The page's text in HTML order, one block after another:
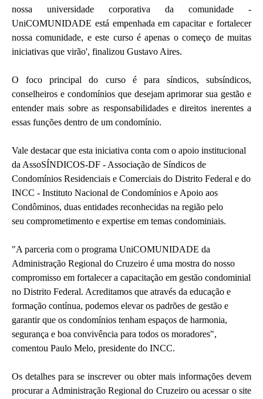
nossa universidade corporativa da comunidade -
UniCOMUNIDADE está empenhada em capacitar e fortalecer
nossa comunidade, e este curso é apenas o começo de muitas
iniciativas que virão', finalizou Gustavo Aires.
O foco principal do curso é para síndicos, subsíndicos,
conselheiros e condomínios que desejam aprimorar sua gestão e
entender mais sobre as responsabilidades e direitos inerentes a
essas funções dentro de um condomínio.
Vale destacar que esta iniciativa conta com o apoio institucional
da AssoSÍNDICOS-DF - Associação de Síndicos de
Condomínios Residenciais e Comerciais do Distrito Federal e do
INCC - Instituto Nacional de Condomínios e Apoio aos
Condôminos, duas entidades reconhecidas na região pelo
seu comprometimento e expertise em temas condominiais.
"A parceria com o programa UniCOMUNIDADE da
Administração Regional do Cruzeiro é uma mostra do nosso
compromisso em fortalecer a capacitação em gestão condominial
no Distrito Federal. Acreditamos que através da educação e
formação contínua, podemos elevar os padrões de gestão e
garantir que os condomínios tenham espaços de harmonia,
segurança e boa convivência para todos os moradores",
comentou Paulo Melo, presidente do INCC.
Os detalhes para se inscrever ou obter mais informações devem
procurar a Administração Regional do Cruzeiro ou acessar o site